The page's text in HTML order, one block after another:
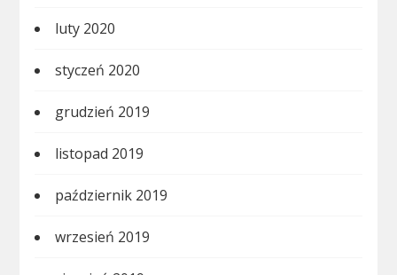
luty 2020
styczeń 2020
grudzień 2019
listopad 2019
październik 2019
wrzesień 2019